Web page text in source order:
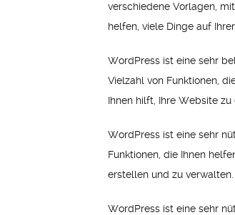
verschiedene Vorlagen,
helfen, viele Dinge auf
WordPress ist eine sehr
Vielzahl von Funktionen,
Ihnen hilft, Ihre Website
WordPress ist eine sehr
Funktionen, die Ihnen
erstellen und zu
WordPress ist eine sehr